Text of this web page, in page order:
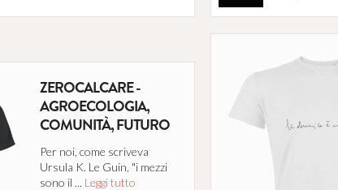
ZEROCALCARE -
AGROECOLOGIA,
COMUNITÀ, FUTURO
Per noi, come scriveva
Ursula K. Le Guin, "i mezzi
sono il ... Leggi tutto